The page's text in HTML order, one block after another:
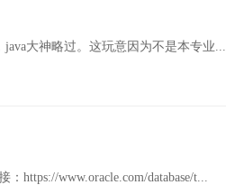
大神略过。这玩意因为不是本专业...
www.oracle.com/database/t...